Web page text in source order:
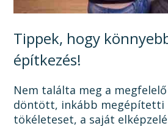
Tippek, hogy
építkezés!
Nem találta meg a
döntött, inkább megépítetti
tökéleteset, a saját